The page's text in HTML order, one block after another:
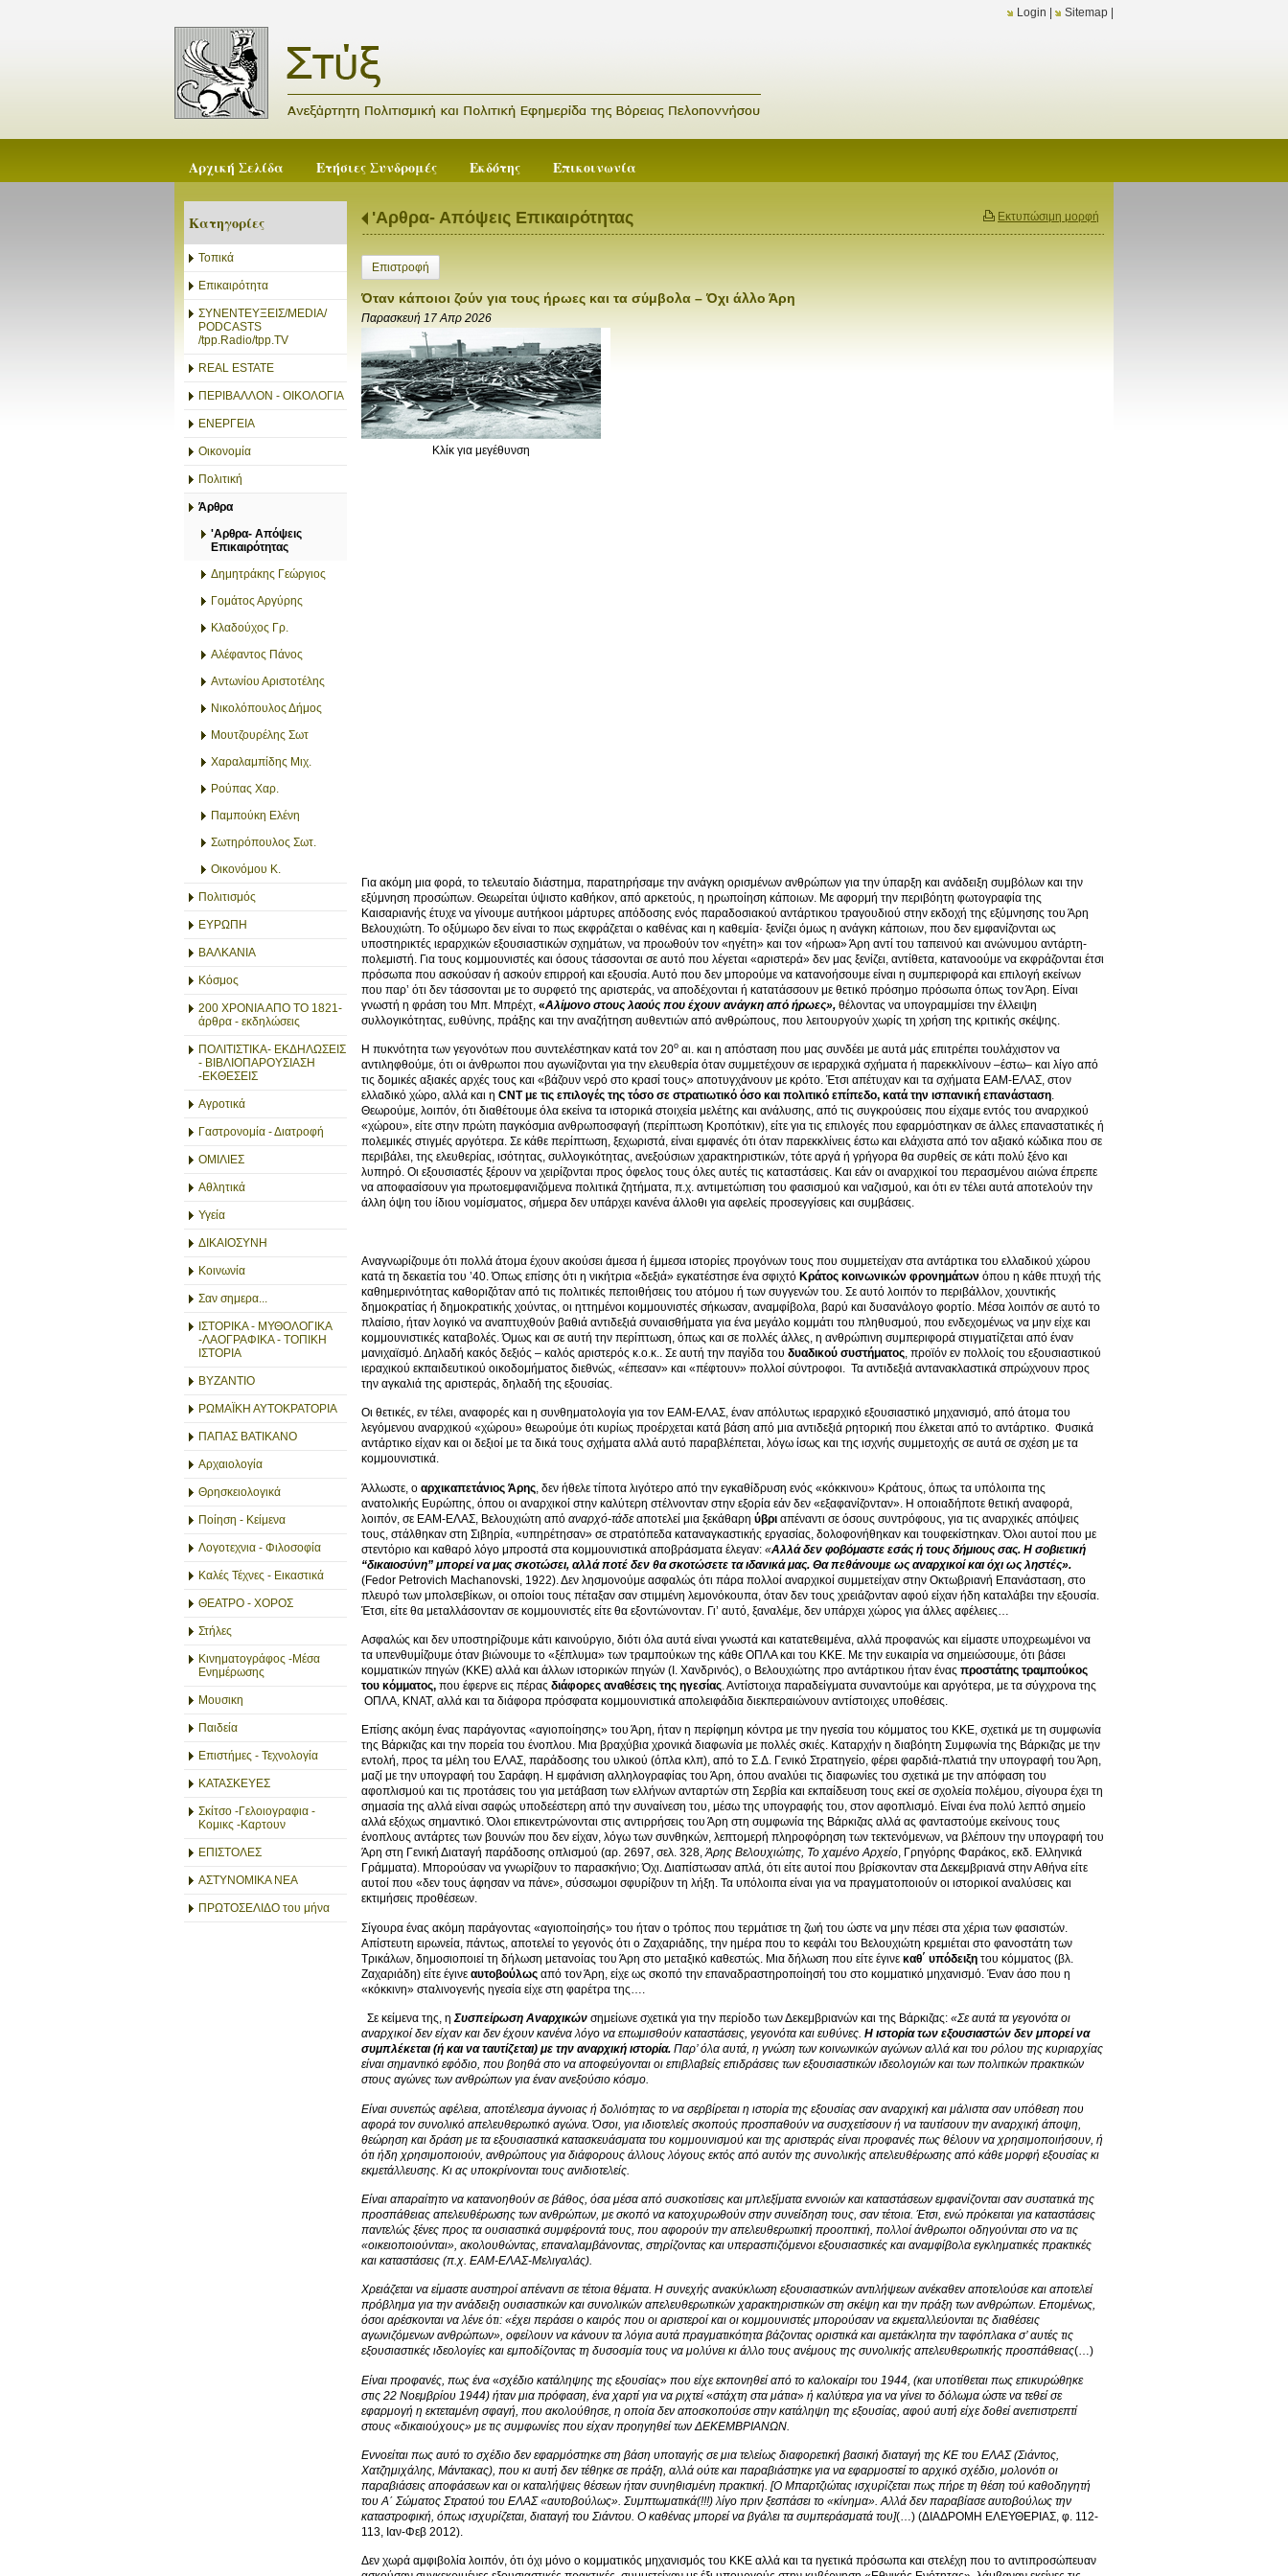
Login Sitemap
Αρχική Σελίδα Ετήσιες Συνδρομές Εκδότης Επικοινωνία
Κατηγορίες
Τοπικά
Επικαιρότητα
ΣΥΝΕΝΤΕΥΞΕΙΣ/MEDIA/
PODCASTS
/tpp.Radio/tpp.TV
REAL ESTATE
ΠΕΡΙΒΑΛΛΟΝ - ΟΙΚΟΛΟΓΙΑ
ΕΝΕΡΓΕΙΑ
Οικονομία
Πολιτική
Άρθρα
'Αρθρα- Απόψεις
Επικαιρότητας
Δημητράκης Γεώργιος
Γομάτος Αργύρης
Κλαδούχος Γρ.
Αλέφαντος Πάνος
Αντωνίου Αριστοτέλης
Νικολόπουλος Δήμος
Μουτζουρέλης Σωτ
Χαραλαμπίδης Μιχ.
Ρούπας Χαρ.
Παμπούκη Ελένη
Σωτηρόπουλος Σωτ.
Οικονόμου Κ.
Πολιτισμός
ΕΥΡΩΠΗ
ΒΑΛΚΑΝΙΑ
Κόσμος
200 ΧΡΟΝΙΑ ΑΠΟ ΤΟ 1821-
άρθρα - εκδηλώσεις
ΠΟΛΙΤΙΣΤΙΚΑ- ΕΚΔΗΛΩΣΕΙΣ
- ΒΙΒΛΙΟΠΑΡΟΥΣΙΑΣΗ
-ΕΚΘΕΣΕΙΣ
Αγροτικά
Γαστρονομία - Διατροφή
ΟΜΙΛΙΕΣ
Αθλητικά
Υγεία
ΔΙΚΑΙΟΣΥΝΗ
Κοινωνία
Σαν σημερα...
ΙΣΤΟΡΙΚΑ - ΜΥΘΟΛΟΓΙΚΑ
-ΛΑΟΓΡΑΦΙΚΑ - ΤΟΠΙΚΗ
ΙΣΤΟΡΙΑ
ΒΥΖΑΝΤΙΟ
ΡΩΜΑΪΚΗ ΑΥΤΟΚΡΑΤΟΡΙΑ
ΠΑΠΑΣ ΒΑΤΙΚΑΝΟ
Αρχαιολογία
Θρησκειολογικά
Ποίηση - Κείμενα
Λογοτεχνια - Φιλοσοφία
Καλές Τέχνες - Εικαστικά
ΘΕΑΤΡΟ - ΧΟΡΟΣ
Στήλες
Κινηματογράφος -Μέσα
Ενημέρωσης
Μουσικη
Παιδεία
Επιστήμες - Τεχνολογία
ΚΑΤΑΣΚΕΥΕΣ
Σκίτσο -Γελοιογραφια -
Κομικς -Καρτουν
ΕΠΙΣΤΟΛΕΣ
ΑΣΤΥΝΟΜΙΚΑ ΝΕΑ
ΠΡΩΤΟΣΕΛΙΔΟ του μήνα
Εκτυπώσιμη μορφή
'Αρθρα- Απόψεις Επικαιρότητας
Επιστροφή
Όταν κάποιοι ζούν για τους ήρωες και τα σύμβολα – Όχι άλλο Άρη
Παρασκευή 17 Απρ 2026
Κλίκ για μεγέθυνση
Για ακόμη μια φορά, το τελευταίο διάστημα, παρατηρήσαμε την ανάγκη ορισμένων ανθρώπων για την ύπαρξη και ανάδειξη συμβόλων και την
εξύμνηση προσώπων. Θεωρείται ύψιστο καθήκον, από αρκετούς, η ηρωποίηση κάποιων. Με αφορμή την περιβόητη φωτογραφία της
Καισαριανής έτυχε να γίνουμε αυτήκοοι μάρτυρες απόδοσης ενός παραδοσιακού αντάρτικου τραγουδιού στην εκδοχή της εξύμνησης του Άρη
Βελουχιώτη. Το οξύμωρο δεν είναι το πως εκφράζεται ο καθένας και η καθεμία· ξενίζει όμως η ανάγκη κάποιων, που δεν εμφανίζονται ως
υποστηρικτές ιεραρχικών εξουσιαστικών σχημάτων, να προωθούν τον «ηγέτη» και τον «ήρωα» Άρη αντί του ταπεινού και ανώνυμου αντάρτη-
πολεμιστή. Για τους κομμουνιστές και όσους τάσσονται σε αυτό που λέγεται «αριστερά» δεν μας ξενίζει, αντίθετα, κατανοούμε να εκφράζονται έτσι
πρόσωπα που ασκούσαν ή ασκούν επιρροή και εξουσία. Αυτό που δεν μπορούμε να κατανοήσουμε είναι η συμπεριφορά και επιλογή εκείνων
που παρ’ ότι δεν τάσσονται με το συρφετό της αριστεράς, να αποδέχονται ή κατατάσσουν με θετικό πρόσημο πρόσωπα όπως τον Άρη. Είναι
γνωστή η φράση του Μπ. Μπρέχτ, «Αλίμονο στους λαούς που έχουν ανάγκη από ήρωες», θέλοντας να υπογραμμίσει την έλλειψη
συλλογικότητας, ευθύνης, πράξης και την αναζήτηση αυθεντιών από ανθρώπους, που λειτουργούν χωρίς τη χρήση της κριτικής σκέψης.
Η πυκνότητα των γεγονότων που συντελέστηκαν κατά τον 20ο αι. και η απόσταση που μας συνδέει με αυτά μάς επιτρέπει τουλάχιστον να
αντιληφθούμε, ότι οι άνθρωποι που αγωνίζονται για την ελευθερία όταν συμμετέχουν σε ιεραρχικά σχήματα ή παρεκκλίνουν –έστω– και λίγο από
τις δομικές αξιακές αρχές τους και «βάζουν νερό στο κρασί τους» αποτυγχάνουν με κρότο. Έτσι απέτυχαν και τα σχήματα ΕΑΜ-ΕΛΑΣ, στον
ελλαδικό χώρο, αλλά και η CNT με τις επιλογές της τόσο σε στρατιωτικό όσο και πολιτικό επίπεδο, κατά την ισπανική επανάσταση.
Θεωρούμε, λοιπόν, ότι διαθέτουμε όλα εκείνα τα ιστορικά στοιχεία μελέτης και ανάλυσης, από τις συγκρούσεις που είχαμε εντός του αναρχικού
«χώρου», είτε στην πρώτη παγκόσμια ανθρωποσφαγή (περίπτωση Κροπότκιν), είτε για τις επιλογές που εφαρμόστηκαν σε άλλες επαναστατικές ή
πολεμικές στιγμές αργότερα. Σε κάθε περίπτωση, ξεχωριστά, είναι εμφανές ότι όταν παρεκκλίνεις έστω και ελάχιστα από τον αξιακό κώδικα που σε
περιβάλει, της ελευθερίας, ισότητας, συλλογικότητας, ανεξούσιων χαρακτηριστικών, τότε αργά ή γρήγορα θα συρθείς σε κάτι πολύ ξένο και
λυπηρό. Οι εξουσιαστές ξέρουν να χειρίζονται προς όφελος τους όλες αυτές τις καταστάσεις. Και εάν οι αναρχικοί του περασμένου αιώνα έπρεπε
να αποφασίσουν για πρωτοεμφανιζόμενα πολιτικά ζητήματα, π.χ. αντιμετώπιση του φασισμού και ναζισμού, και ότι εν τέλει αυτά αποτελούν την
άλλη όψη του ίδιου νομίσματος, σήμερα δεν υπάρχει κανένα άλλοθι για αφελείς προσεγγίσεις και συμβάσεις.
Αναγνωρίζουμε ότι πολλά άτομα έχουν ακούσει άμεσα ή έμμεσα ιστορίες προγόνων τους που συμμετείχαν στα αντάρτικα του ελλαδικού χώρου
κατά τη δεκαετία του ’40. Όπως επίσης ότι η νικήτρια «δεξιά» εγκατέστησε ένα σφιχτό Κράτος κοινωνικών φρονημάτων όπου η κάθε πτυχή τής
καθημερινότητας καθοριζόταν από τις πολιτικές πεποιθήσεις του ατόμου ή των συγγενών του. Σε αυτό λοιπόν το περιβάλλον, χουντικής
δημοκρατίας ή δημοκρατικής χούντας, οι ηττημένοι κομμουνιστές σήκωσαν, αναμφίβολα, βαρύ και δυσανάλογο φορτίο. Μέσα λοιπόν σε αυτό το
πλαίσιο, ήταν λογικό να αναπτυχθούν βαθιά αντιδεξιά συναισθήματα για ένα μεγάλο κομμάτι του πληθυσμού, που ενδεχομένως να μην είχε και
κομμουνιστικές καταβολές. Όμως και σε αυτή την περίπτωση, όπως και σε πολλές άλλες, η ανθρώπινη συμπεριφορά στιγματίζεται από έναν
μανιχαϊσμό. Δηλαδή κακός δεξιός – καλός αριστερός κ.ο.κ.. Σε αυτή την παγίδα του δυαδικού συστήματος , προϊόν εν πολλοίς του εξουσιαστικού
ιεραχικού εκπαιδευτικού οικοδομήματος διεθνώς, «έπεσαν» και «πέφτουν» πολλοί σύντροφοι. Τα αντιδεξιά αντανακλαστικά σπρώχνουν προς
την αγκαλιά της αριστεράς, δηλαδή της εξουσίας.
Οι θετικές, εν τέλει, αναφορές και η συνθηματολογία για τον ΕΑΜ-ΕΛΑΣ, έναν απόλυτως ιεραρχικό εξουσιαστικό μηχανισμό, από άτομα του
λεγόμενου αναρχικού «χώρου» θεωρούμε ότι κυρίως προέρχεται κατά βάση από μια αντιδεξιά ρητορική που έλκεται από το αντάρτικο. Φυσικά
αντάρτικο είχαν και οι δεξιοί με τα δικά τους σχήματα αλλά αυτό παραβλέπεται, λόγω ίσως και της ισχνής συμμετοχής σε αυτά σε σχέση με τα
κομμουνιστικά.
Άλλωστε, ο αρχικαπετάνιος Άρης , δεν ήθελε τίποτα λιγότερο από την εγκαθίδρυση ενός «κόκκινου» Κράτους, όπως τα υπόλοιπα της
ανατολικής Ευρώπης, όπου οι αναρχικοί στην καλύτερη στέλνονταν στην εξορία εάν δεν «εξαφανίζονταν». Η οποιαδήποτε θετική αναφορά,
λοιπόν, σε ΕΑΜ-ΕΛΑΣ, Βελουχιώτη από αναρχό-τάδεαποτελεί μια ξεκάθαρη ύβρι απέναντι σε όσους συντρόφους, για τις αναρχικές απόψεις
τους, στάλθηκαν στη Σιβηρία, «υπηρέτησαν» σε στρατόπεδα καταναγκαστικής εργασίας, δολοφονήθηκαν και τουφεκίστηκαν. Όλοι αυτοί που με
στεντόριο και καθαρό λόγο μπροστά στα κομμουνιστικά αποβράσματα έλεγαν: «Αλλά δεν φοβόμαστε εσάς ή τους δήμιους σας. Η σοβιετική
“δικαιοσύνη” μπορεί να μας σκοτώσει, αλλά ποτέ δεν θα σκοτώσετε τα ιδανικά μας. Θα πεθάνουμε ως αναρχικοί και όχι ως ληστές».
(Fedor Petrovich Machanovski, 1922). Δεν λησμονούμε ασφαλώς ότι πάρα πολλοί αναρχικοί συμμετείχαν στην Οκτωβριανή Επανάσταση, στο
πλευρό των μπολσεβίκων, οι οποίοι τους πέταξαν σαν στιμμένη λεμονόκουπα, όταν δεν τους χρειάζονταν αφού είχαν ήδη καταλάβει την εξουσία.
Έτσι, είτε θα μεταλλάσονταν σε κομμουνιστές είτε θα εξοντώνονταν. Γι’ αυτό, ξαναλέμε, δεν υπάρχει χώρος για άλλες αφέλειες…
Ασφαλώς και δεν υποστηρίζουμε κάτι καινούργιο, διότι όλα αυτά είναι γνωστά και κατατεθειμένα, αλλά προφανώς και είμαστε υποχρεωμένοι να
τα υπενθυμίζουμε όταν βιώνουμε το «ξέπλυμα» των τραμπούκων της κάθε ΟΠΛΑ και του ΚΚΕ. Με την ευκαιρία να σημειώσουμε, ότι βάσει
κομματικών πηγών (ΚΚΕ) αλλά και άλλων ιστορικών πηγών (Ι. Χανδρινός), ο Βελουχιώτης προ αντάρτικου ήταν ένας προστάτης τραμπούκος
του κόμματος, που έφερνε εις πέρας διάφορες αναθέσεις της ηγεσίας. Αντίστοιχα παραδείγματα συναντούμε και αργότερα, με τα σύγχρονα της
ΟΠΛΑ, ΚΝΑΤ, αλλά και τα διάφορα πρόσφατα κομμουνιστικά απολειφάδια διεκπεραιώνουν αντίστοιχες υποθέσεις.
Επίσης ακόμη ένας παράγοντας «αγιοποίησης» του Άρη, ήταν η περίφημη κόντρα με την ηγεσία του κόμματος του ΚΚΕ, σχετικά με τη συμφωνία
της Βάρκιζας και την πορεία του ένοπλου. Μια βραχύβια χρονικά διαφωνία με πολλές σκιές. Καταρχήν η διαβόητη Συμφωνία της Βάρκιζας με την
εντολή, προς τα μέλη του ΕΛΑΣ, παράδοσης του υλικού (όπλα κλπ), από το Σ.Δ. Γενικό Στρατηγείο, φέρει φαρδιά-πλατιά την υπογραφή του Άρη,
μαζί με την υπογραφή του Σαράφη. Η εμφάνιση αλληλογραφίας του Άρη, όπου αναλύει τις διαφωνίες του σχετικά με την απόφαση του
αφοπλισμού και τις προτάσεις του για μετάβαση των ελλήνων ανταρτών στη Σερβία και εκπαίδευση τους εκεί σε σχολεία πολέμου, σίγουρα έχει τη
σημασία της αλλά είναι σαφώς υποδεέστερη από την συναίνεση του, μέσω της υπογραφής του, στον αφοπλισμό. Είναι ένα πολύ λεπτό σημείο
αλλά εξόχως σημαντικό. Όλοι επικεντρώνονται στις αντιρρήσεις του Άρη στη συμφωνία της Βάρκιζας αλλά ας φανταστούμε εκείνους τους
ένοπλους αντάρτες των βουνών που δεν είχαν, λόγω των συνθηκών, λεπτομερή πληροφόρηση των τεκτενόμενων, να βλέπουν την υπογραφή του
Άρη στη Γενική Διαταγή παράδοσης οπλισμού (αρ. 2697, σελ. 328,Άρης Βελουχιώτης, Το χαμένο Αρχείο, Γρηγόρης Φαράκος, εκδ. Ελληνικά
Γράμματα). Μπορούσαν να γνωρίζουν το παρασκήνιο; Όχι. Διαπίστωσαν απλά, ότι είτε αυτοί που βρίσκονταν στα Δεκεμβριανά στην Αθήνα είτε
αυτοί που «δεν τους άφησαν να πάνε», σύσσωμοι σφυρίζουν τη λήξη. Τα υπόλοιπα είναι για να πραγματοποιούν οι ιστορικοί αναλύσεις και
εκτιμήσεις προθέσεων.
Σίγουρα ένας ακόμη παράγοντας «αγιοποίησής» του ήταν ο τρόπος που τερμάτισε τη ζωή του ώστε να μην πέσει στα χέρια των φασιστών.
Απίστευτη ειρωνεία, πάντως, αποτελεί το γεγονός ότι ο Ζαχαριάδης, την ημέρα που το κεφάλι του Βελουχιώτη κρεμιέται στο φανοστάτη των
Τρικάλων, δημοσιοποιεί τη δήλωση μετανοίας του Άρη στο μεταξικό καθεστώς. Μια δήλωση που είτε έγινε καθ΄ υπόδειξη του κόμματος (βλ.
Ζαχαριάδη) είτε έγινε αυτοβούλως από τον Άρη, είχε ως σκοπό την επαναδραστηροποίησή του στο κομματικό μηχανισμό. Έναν άσο που η
«κόκκινη» σταλινογενής ηγεσία είχε στη φαρέτρα της….
Σε κείμενα της, ηΣυσπείρωση Αναρχικών σημείωνε σχετικά για την περίοδο των Δεκεμβριανών και της Βάρκιζας: «Σε αυτά τα γεγονότα οι
αναρχικοί δεν είχαν και δεν έχουν κανένα λόγο να επωμισθούν καταστάσεις, γεγονότα και ευθύνες. Η ιστορία των εξουσιαστών δεν μπορεί να
συμπλέκεται (ή και να ταυτίζεται) με την αναρχική ιστορία. Παρ’ όλα αυτά, η γνώση των κοινωνικών αγώνων αλλά και του ρόλου της κυριαρχίας
είναι σημαντικό εφόδιο, που βοηθά στο να αποφεύγονται οι επιβλαβείς επιδράσεις των εξουσιαστικών ιδεολογιών και των πολιτικών πρακτικών
στους αγώνες των ανθρώπων για έναν ανεξούσιο κόσμο.
Είναι συνεπώς αφέλεια, αποτέλεσμα άγνοιας ή δολιότητας το να σερβίρεται η ιστορία της εξουσίας σαν αναρχική και μάλιστα σαν υπόθεση που
αφορά τον συνολικό απελευθερωτικό αγώνα. Όσοι, για ιδιοτελείς σκοπούς προσπαθούν να συσχετίσουν ή να ταυτίσουν την αναρχική άποψη,
θεώρηση και δράση με τα εξουσιαστικά κατασκευάσματα του κομμουνισμού και της αριστεράς είναι προφανές πως θέλουν να χρησιμοποιήσουν, ή
ότι ήδη χρησιμοποιούν, ανθρώπους για διάφορους άλλους λόγους εκτός από αυτόν της συνολικής απελευθέρωσης από κάθε μορφή εξουσίας κι
εκμετάλλευσης. Κι ας υποκρίνονται τους ανιδιοτελείς.
Είναι απαραίτητο να κατανοηθούν σε βάθος, όσα μέσα από συσκοτίσεις και μπλεξίματα εννοιών και καταστάσεων εμφανίζονται σαν συστατικά της
προσπάθειας απελευθέρωσης των ανθρώπων, με σκοπό να κατοχυρωθούν στην συνείδηση τους, σαν τέτοια. Έτσι, ενώ πρόκειται για καταστάσεις
παντελώς ξένες προς τα ουσιαστικά συμφέροντά τους, που αφορούν την απελευθερωτική προοπτική, πολλοί άνθρωποι οδηγούνται στο να τις
«οικειοποιούνται», ακολουθώντας, επαναλαμβάνοντας, στηρίζοντας και υπερασπιζόμενοι εξουσιαστικές και αναμφίβολα εγκληματικές πρακτικές
και καταστάσεις (π.χ. ΕΑΜ-ΕΛΑΣ-Μελιγαλάς).
Χρειάζεται να είμαστε αυστηροί απέναντι σε τέτοια θέματα. Η συνεχής ανακύκλωση εξουσιαστικών αντιλήψεων ανέκαθεν αποτελούσε και αποτελεί
πρόβλημα για την ανάδειξη ουσιαστικών και συνολικών απελευθερωτικών χαρακτηριστικών στη σκέψη και την πράξη των ανθρώπων. Επομένως,
όσοι αρέσκονται να λένε ότι: «έχει περάσει ο καιρός που οι αριστεροί και οι κομμουνιστές μπορούσαν να εκμεταλλεύονται τις διαθέσεις
αγωνιζόμενων ανθρώπων», οφείλουν να κάνουν τα λόγια αυτά πραγματικότητα βάζοντας οριστικά και αμετάκλητα την ταφόπλακα σ’ αυτές τις
εξουσιαστικές ιδεολογίες και εμποδίζοντας τη δυσοσμία τους να μολύνει κι άλλο τους ανέμους της συνολικής απελευθερωτικής προσπάθειας(…)
Είναι προφανές, πως ένα «σχέδιο κατάληψης της εξουσίας» που είχε εκπονηθεί από το καλοκαίρι του 1944, (και υποτίθεται πως επικυρώθηκε
στις 22 Νοεμβρίου 1944) ήταν μια πρόφαση, ένα χαρτί για να ριχτεί«στάχτη στα μάτια» ή καλύτερα για να γίνει το δόλωμα ώστε να τεθεί σε
εφαρμογή η εκτεταμένη σφαγή, που ακολούθησε, η οποία δεν αποσκοπούσε στην κατάληψη της εξουσίας, αφού αυτή είχε δοθεί ανεπιστρεπτί
στους «δικαιούχους» με τις συμφωνίες που είχαν προηγηθεί των ΔΕΚΕΜΒΡΙΑΝΩΝ.
Εννοείται πως αυτό το σχέδιο δεν εφαρμόστηκε στη βάση υποταγής σε μια τελείως διαφορετική βασική διαταγή της ΚΕ του ΕΛΑΣ (Σιάντος,
Χατζημιχάλης, Μάντακας), που κι αυτή δεν τέθηκε σε πράξη, αλλά ούτε και παραβιάστηκε για να εφαρμοστεί το αρχικό σχέδιο, μολονότι οι
παραβιάσεις αποφάσεων και οι καταλήψεις θέσεων ήταν συνηθισμένη πρακτική. [Ο Μπαρτζιώτας ισχυρίζεται πως πήρε τη θέση τού καθοδηγητή
του Α΄ Σώματος Στρατού του ΕΛΑΣ «αυτοβούλως». Συμπτωματικά(!!!) λίγο πριν ξεσπάσει το «κίνημα». Αλλά δεν παραβίασε αυτοβούλως την
καταστροφική, όπως ισχυρίζεται, διαταγή του Σιάντου. Ο καθένας μπορεί να βγάλει τα συμπεράσματά του](…) (ΔΙΑΔΡΟΜΗ ΕΛΕΥΘΕΡΙΑΣ, φ. 112-
113, Ιαν-Φεβ 2012).
Δεν χωρά αμφιβολία λοιπόν, ότι όχι μόνο ο κομματικός μηχανισμός του ΚΚΕ αλλά και τα ηγετικά πρόσωπα και στελέχη που το αντιπροσώπευαν